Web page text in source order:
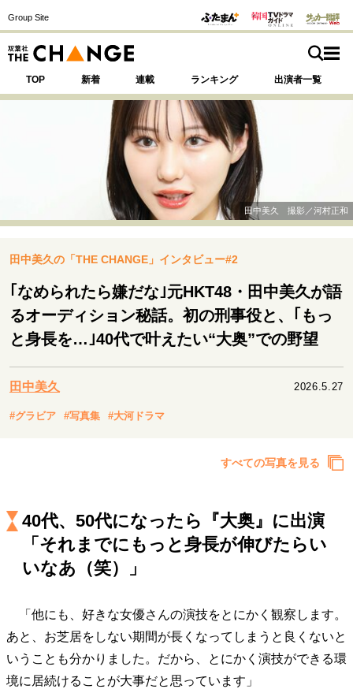
Group Site
TOP 新着 連載 ランキング 出演者一覧
注目の記事テーマで探す
運命を変えた出会い 決断の裏側
表現者の葛藤
人生が動いた日 10代の挫折と原点
セカンドキャリアの描き方
夢を掴む選択
リーダーの流儀
次世代へのバトン
トップが描く未来
重圧との向き合い方 一流のルーティン
20代の現在地
忘れられない言葉
10代・20代の土台
田中美久 撮影／河村正和
田中美久の「THE CHANGE」インタビュー#2
｢なめられたら嫌だな｣元HKT48・田中美久が語
るオーディション秘話。初の刑事役と、｢もっ
と身長を…｣40代で叶えたい“大奥”での野望
田中美久 2026.5.27
#グラビア #写真集 #大河ドラマ
すべての写真を見る
40代、50代になったら『大奥』に出演
「それまでにもっと身長が伸びたらい
いなあ（笑）」
「他にも、好きな女優さんの演技をとにかく観察します。
あと、お芝居をしない期間が長くなってしまうと良くないと
いうことも分かりました。だから、とにかく演技ができる環
境に居続けることが大事だと思っています」